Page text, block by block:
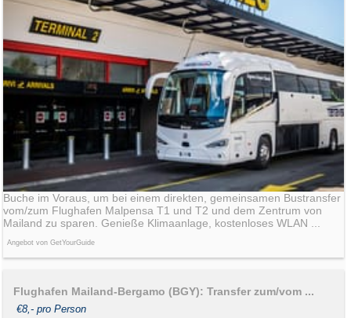
Buche im Voraus, um bei einem direkten, gemeinsamen Bustransfer
vom/zum Flughafen Malpensa T1 und T2 und dem Zentrum von
Mailand zu sparen. Genieße Klimaanlage, kostenloses WLAN ...
Angebot von GetYourGuide
Flughafen Mailand-Bergamo (BGY): Transfer zum/vom ...
€8,- pro Person